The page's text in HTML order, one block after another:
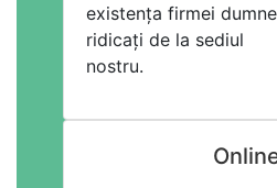
existența firmei
ridicați de la sediul
nostru.